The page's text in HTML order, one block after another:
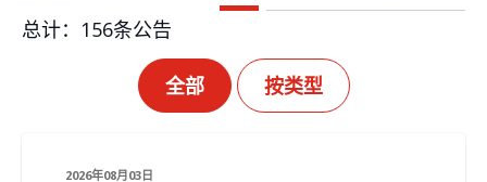
总计： 156条公告
全部 按类型
2026年08月03日